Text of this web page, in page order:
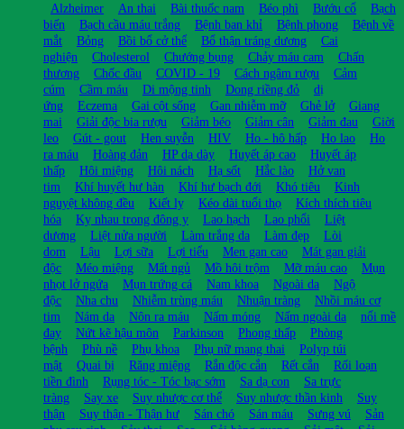
Alzheimer An thai Bài thuốc nam Béo phì Bướu cổ
Bạch
biến
Bạch cầu máu trắng Bệnh ban khỉ Bệnh phong
Bệnh về
mắt
Bỏng Bồi bổ cở thể Bổ thận tráng dương
Cai
nghiện
Cholesterol Chướng bụng Chảy máu cam
Chấn
thương
Chốc đầu COVID - 19 Cách ngâm rượu
Cảm
cúm
Cầm máu Di mộng tinh Dong riềng đỏ
dị
ứng
Eczema Gai cột sống Gan nhiễm mỡ Ghẻ lở
Giang
mai
Giải độc bia rượu Giảm béo Giảm cân Giảm đau
Giời
leo
Gút - gout Hen suyễn HIV Ho - hô hấp Ho lao
Ho
ra máu
Hoàng đản HP dạ dày Huyết áp cao
Huyết áp
thấp
Hôi miệng Hôi nách Hạ sốt Hắc lào
Hở van
tim
Khí huyết hư hàn Khí hư bạch đới Khó tiêu
Kinh
nguyệt không đều
Kiết lỵ Kéo dài tuổi thọ
Kích thích tiêu
hóa
Kỵ nhau trong đông y Lao hạch Lao phổi
Liệt
dương
Liệt nửa người Làm trắng da Làm đẹp
Lòi
dom
Lậu Lợi sữa Lợi tiểu Men gan cao
Mát gan giải
độc
Méo miệng Mất ngủ Mồ hôi trộm Mỡ máu cao
Mụn
nhọt lở ngứa
Mụn trứng cá Nam khoa Ngoài da
Ngộ
độc
Nha chu Nhiễm trùng máu Nhuận tràng
Nhồi máu cơ
tim
Nám da Nôn ra máu Nấm móng Nấm ngoài da
nổi mề
đay
Nứt kẽ hậu môn Parkinson Phong thấp
Phòng
bệnh
Phù nề Phụ khoa Phụ nữ mang thai
Polyp túi
mật
Quai bị Răng miệng Rắn độc cắn Rết cắn
Rối loạn
tiền đình
Rụng tóc - Tóc bạc sớm Sa dạ con
Sa trực
tràng
Say xe Suy nhược cơ thể Suy nhược thần kinh
Suy
thận
Suy thận - Thận hư Sán chó Sán máu Sưng vú
Sản